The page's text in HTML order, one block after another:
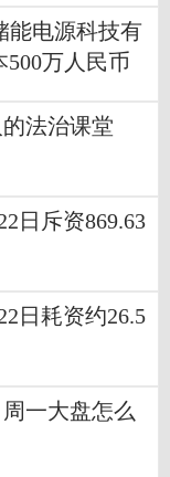
能电源科技有
500万人民币
法治课堂
日斥资869.63
日耗资约26.5
一大盘怎么